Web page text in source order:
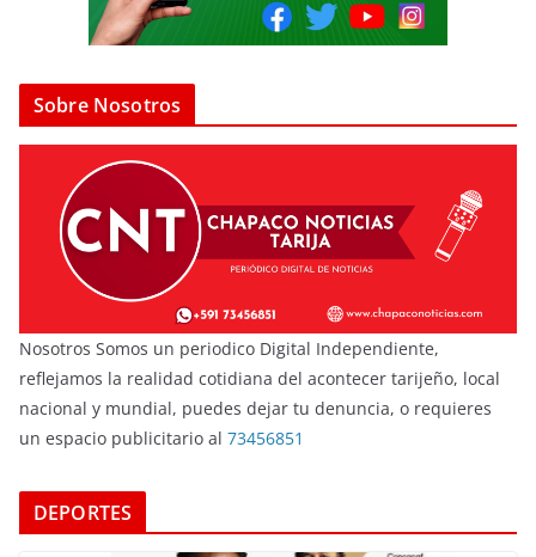
Sobre Nosotros
Nosotros Somos un periodico Digital Independiente,
reflejamos la realidad cotidiana del acontecer tarijeño, local
nacional y mundial, puedes dejar tu denuncia, o requieres
un espacio publicitario al 73456851
DEPORTES